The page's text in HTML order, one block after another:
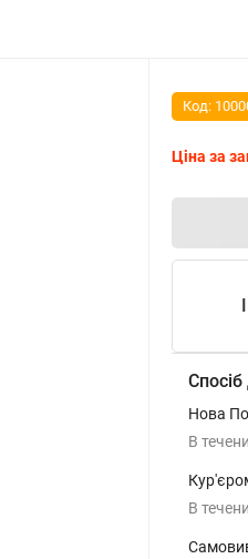
Код:
Ціна за
Нова
В
В